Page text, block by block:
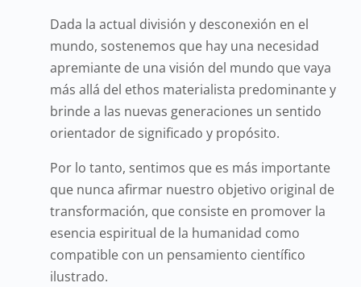
Dada la actual división y desconexión en el
mundo, sostenemos que hay una necesidad
apremiante de una visión del mundo que vaya
más allá del ethos materialista predominante y
brinde a las nuevas generaciones un sentido
orientador de significado y propósito.
Por lo tanto, sentimos que es más importante
que nunca afirmar nuestro objetivo original de
transformación, que consiste en promover la
esencia espiritual de la humanidad como
compatible con un pensamiento científico
ilustrado.